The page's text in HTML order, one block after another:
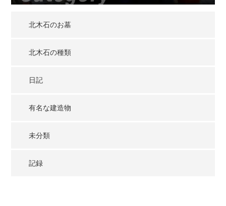
北木石のお墓
北木石の種類
日記
有名な建造物
未分類
記録